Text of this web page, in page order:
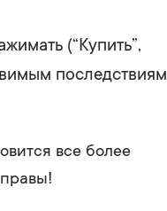
(“Купить”,
последствиям
все более